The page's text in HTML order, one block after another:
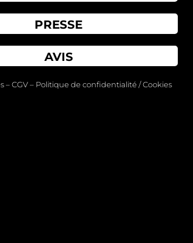
PRESSE
AVIS
–CGV– Politique de confidentialité / Cookies